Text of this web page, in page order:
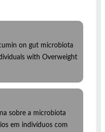
on gut microbiota
with Overweight
sobre a microbiota
em indivíduos com